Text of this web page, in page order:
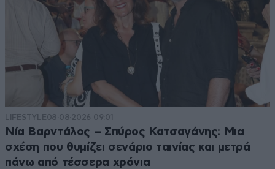
LIFESTYLE08·08·2026 09:01
Νία Βαρντάλος – Σπύρος Κατσαγάνης: Μια
σχέση που θυμίζει σενάριο ταινίας και μετρά
πάνω από τέσσερα χρόνια